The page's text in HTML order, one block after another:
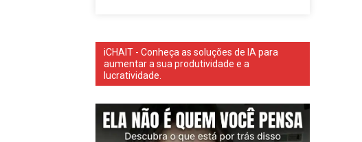
iCHAIT - Conheça as soluções de IA para
aumentar a sua produtividade e a
lucratividade.